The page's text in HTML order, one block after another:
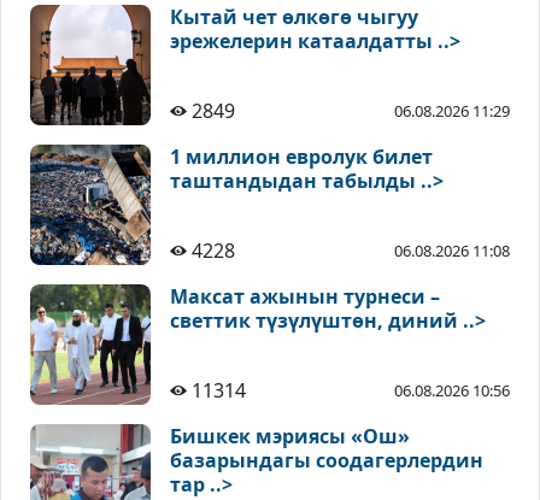
Кытай чет өлкөгө чыгуу
эрежелерин катаалдатты ..>
2849 06.08.2026 11:29
1 миллион евролук билет
таштандыдан табылды ..>
4228 06.08.2026 11:08
Максат ажынын турнеси –
светтик түзүлүштөн, диний ..>
11314 06.08.2026 10:56
Бишкек мэриясы «Ош»
базарындагы соодагерлердин
тар ..>